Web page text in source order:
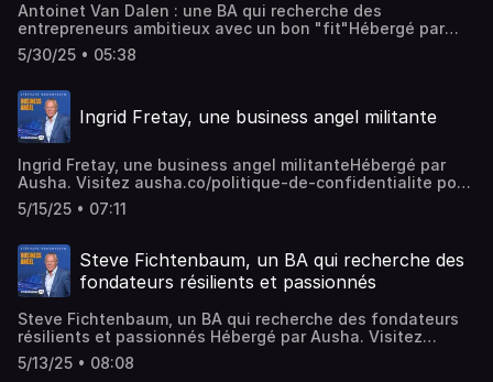
Antoinet Van Dalen : une BA qui recherche des
entrepreneurs ambitieux avec un bon "fit"Hébergé par
Ausha. Visitez ausha.co/politique-de-confidentialite pour
plus d'informations.
5/30/25 • 05:38
Ingrid Fretay, une business angel militante
Ingrid Fretay, une business angel militanteHébergé par
Ausha. Visitez ausha.co/politique-de-confidentialite pour
plus d'informations.
5/15/25 • 07:11
Steve Fichtenbaum, un BA qui recherche des
fondateurs résilients et passionnés
Steve Fichtenbaum, un BA qui recherche des fondateurs
résilients et passionnés Hébergé par Ausha. Visitez
ausha.co/politique-de-confidentialite pour plus
d'informations.
5/13/25 • 08:08